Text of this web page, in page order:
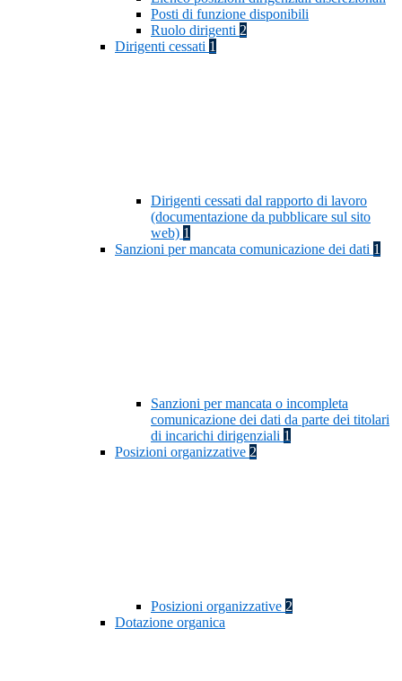
Posti di funzione disponibili
Ruolo dirigenti 2
Dirigenti cessati 1
Dirigenti cessati dal rapporto di lavoro
(documentazione da pubblicare sul sito
web) 1
Sanzioni per mancata comunicazione dei dati 1
Sanzioni per mancata o incompleta
comunicazione dei dati da parte dei titolari
di incarichi dirigenziali 1
Posizioni organizzative 2
Posizioni organizzative 2
Dotazione organica